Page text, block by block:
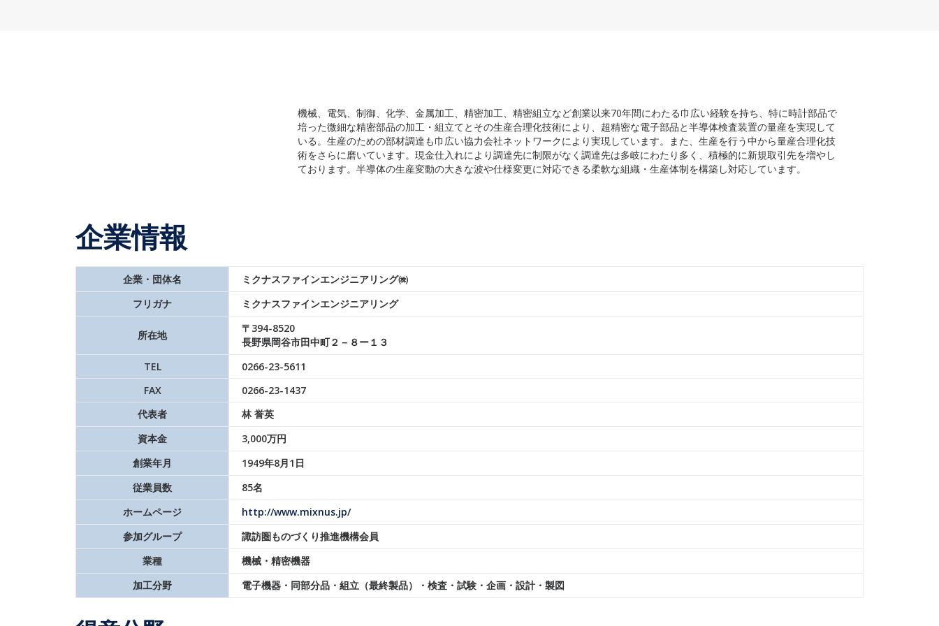
機械、電気、制御、化学、金属加工、精密加工、精密組立など創業以来70年間にわたる巾広い経験を持ち、特に時計部品で
培った微細な精密部品の加工・組立てとその生産合理化技術により、超精密な電子部品と半導体検査装置の量産を実現して
いる。生産のための部材調達も巾広い協力会社ネットワークにより実現しています。また、生産を行う中から量産合理化技
術をさらに磨いています。現金仕入れにより調達先に制限がなく調達先は多岐にわたり多く、積極的に新規取引先を増やし
ております。半導体の生産変動の大きな波や仕様変更に対応できる柔軟な組織・生産体制を構築し対応しています。
企業情報
企業・団体名
ミクナスファインエンジニアリング㈱
フリガナ
ミクナスファインエンジニアリング
所在地
〒394-8520
長野県岡谷市田中町２－８ー１３
TEL
0266-23-5611
FAX
0266-23-1437
代表者
林 誉英
資本金
3,000万円
創業年月
1949年8月1日
従業員数
85名
ホームページ
http://www.mixnus.jp/
参加グループ
諏訪圏ものづくり推進機構会員
業種
機械・精密機器
加工分野
電子機器・同部分品・組立（最終製品）・検査・試験・企画・設計・製図